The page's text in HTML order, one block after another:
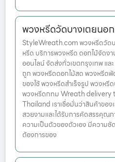
พวงหรีดวัดบางเตยนอ
StyleWreath.com พวงหรีดวัด
หรีด บริการพวงหรีด ดอกไม้จัดง
ออนไลน์ จัดส่งทั่วเขตกรุงเทพ แ
ถูก พวงหรีดดอกไม้สด พวงหรีด
ของใช้ พวงหรีดสำเร็จรูป พวงห
พวงหรีดกทม Wreath delivery
Thailand เราเชื่อมั่นว่าสินค้าขอ
สวยงามและได้รับการคัดสรรคุณ
ความเป็นตัวของตัวเอง มีความ
ต้องการของ